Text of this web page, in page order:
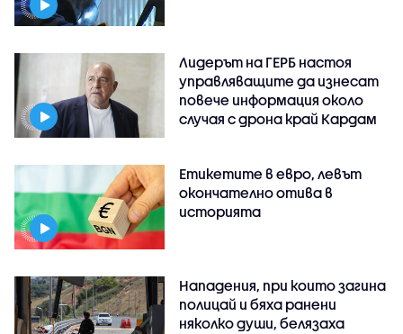
Лидерът на ГЕРБ настоя
управляващите да изнесат
повече информация около
случая с дрона край Кардам
Етикетите в евро, левът
окончателно отива в
историята
Нападения, при които загина
полицай и бяха ранени
няколко души, белязаха